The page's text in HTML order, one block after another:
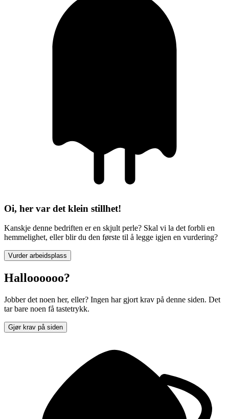
Oi, her var det klein stillhet!
Kanskje denne bedriften er en skjult perle? Skal vi la det forbli en
hemmelighet, eller blir du den første til å legge igjen en vurdering?
Vurder arbeidsplass
Halloooooo?
Jobber det noen her, eller? Ingen har gjort krav på denne siden. Det
tar bare noen få tastetrykk.
Gjør krav på siden